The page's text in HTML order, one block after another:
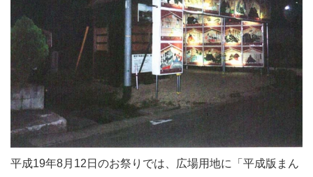
平成19年8月12日のお祭りでは、広場用地に「平成版まん